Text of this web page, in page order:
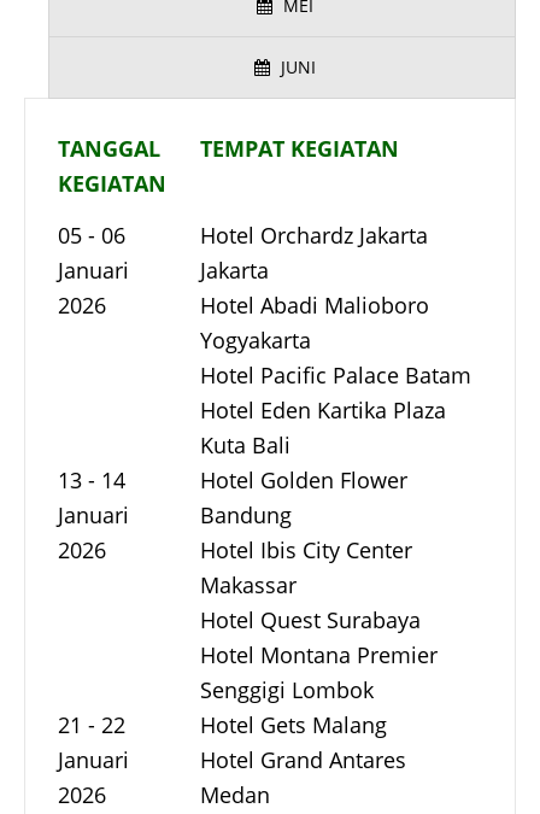
MEI
JUNI
TANGGAL
KEGIATAN
TEMPAT KEGIATAN
05 - 06
Januari
2026
13 - 14
Januari
2026
21 - 22
Januari
2026
Hotel Orchardz Jakarta
Jakarta
Hotel Abadi Malioboro
Yogyakarta
Hotel Pacific Palace Batam
Hotel Eden Kartika Plaza
Kuta Bali
Hotel Golden Flower
Bandung
Hotel Ibis City Center
Makassar
Hotel Quest Surabaya
Hotel Montana Premier
Senggigi Lombok
Hotel Gets Malang
Hotel Grand Antares
Medan